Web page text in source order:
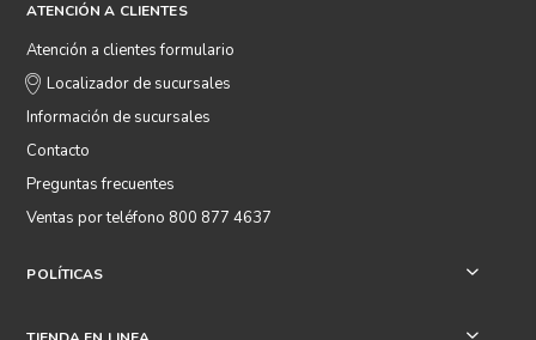
ATENCIÓN A CLIENTES
Atención a clientes formulario
Localizador de sucursales
Información de sucursales
Contacto
Preguntas frecuentes
Ventas por teléfono 800 877 4637
POLÍTICAS +
+